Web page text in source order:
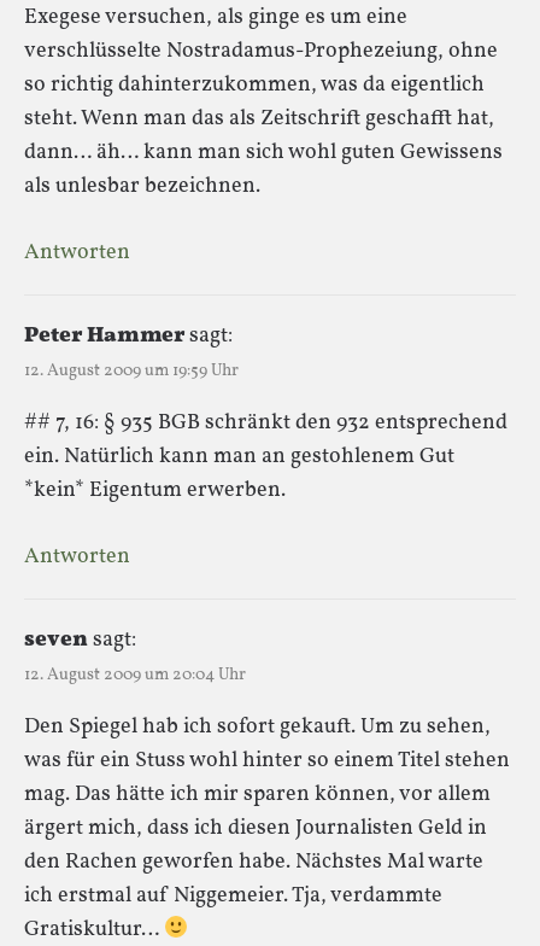
Exegese versuchen, als ginge es um eine
verschlüsselte Nostradamus-Prophezeiung, ohne
so richtig dahinterzukommen, was da eigentlich
steht. Wenn man das als Zeitschrift geschafft hat,
dann… äh… kann man sich wohl guten Gewissens
als unlesbar bezeichnen.
Antworten
Peter Hammersagt:
12. August 2009 um 19:59 Uhr
## 7, 16: § 935 BGB schränkt den 932 entsprechend
ein. Natürlich kann man an gestohlenem Gut
*kein* Eigentum erwerben.
Antworten
sevensagt:
12. August 2009 um 20:04 Uhr
Den Spiegel hab ich sofort gekauft. Um zu sehen,
was für ein Stuss wohl hinter so einem Titel stehen
mag. Das hätte ich mir sparen können, vor allem
ärgert mich, dass ich diesen Journalisten Geld in
den Rachen geworfen habe. Nächstes Mal warte
ich erstmal auf Niggemeier. Tja, verdammte
Gratiskultur…